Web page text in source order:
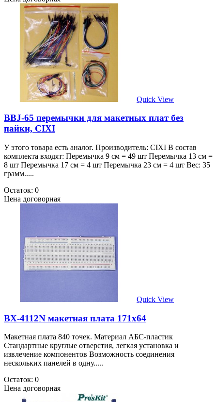
Quick View
BBJ-65 перемычки для макетных плат без
пайки, CIXI
У этого товара есть аналог. Производитель: CIXI В состав
комплекта входят: Перемычка 9 см = 49 шт Перемычка 13 см =
8 шт Перемычка 17 см = 4 шт Перемычка 23 см = 4 шт Вес: 35
грамм.....
Остаток: 0
Цена договорная
Quick View
BX-4112N макетная плата 171х64
Макетная плата 840 точек. Материал АБС-пластик
Стандартные круглые отверстия, легкая установка и
извлечение компонентов Возможность соединения
нескольких панелей в одну.....
Остаток: 0
Цена договорная